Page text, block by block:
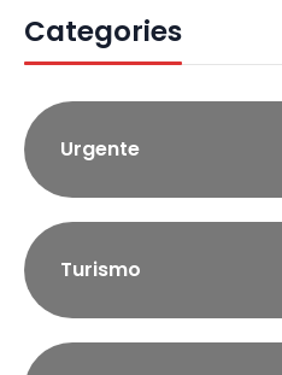
Categories
Urgente
Turismo